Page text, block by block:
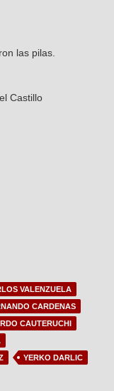
las pilas.
Castillo
VALENZUELA
CARDENAS
CAUTERUCHI
YERKO DARLIC